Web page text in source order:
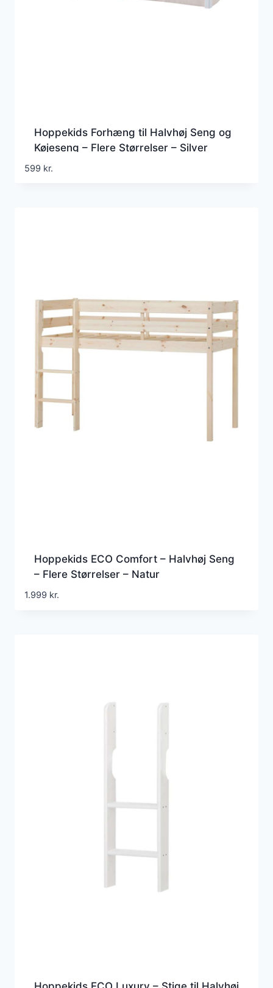
Hoppekids Forhæng til Halvhøj Seng og
Køjeseng – Flere Størrelser – Silver
Cloud
599 kr.
Hoppekids ECO Comfort – Halvhøj Seng
– Flere Størrelser – Natur
1.999 kr.